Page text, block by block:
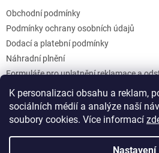
K personalizaci obsahu a reklam,
sociálních médií a analýze naší
soubory cookies. Více informací
Nastavení
u
Obchodní podmínky
Podmínky ochrany osobních údajů
Dodací a platební podmínky
Náhradní plnění
Formuláře pro uplatnění reklamace a
Moje objednávka